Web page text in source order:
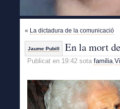
« La dictadura de la comunicació
Jaume Pubill En la mort
Publicat en 19:42 sota familia,